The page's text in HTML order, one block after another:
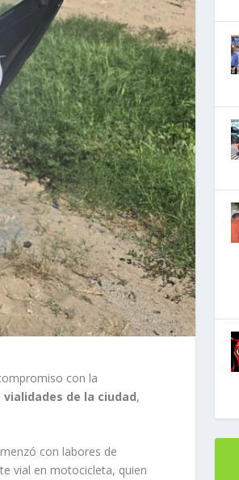
con la
de la ciudad,
con labores de
vial en motocicleta, quien